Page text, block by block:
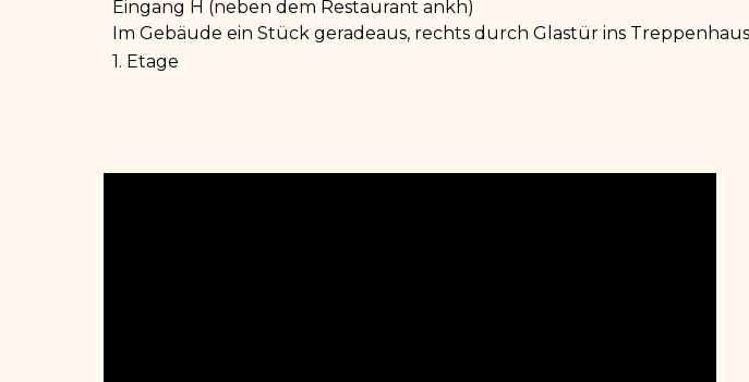
Eingang H (neben dem Restaurant ankh)
Im Gebäude ein Stück geradeaus, rechts durch Glastür ins Treppenhaus
1. Etage